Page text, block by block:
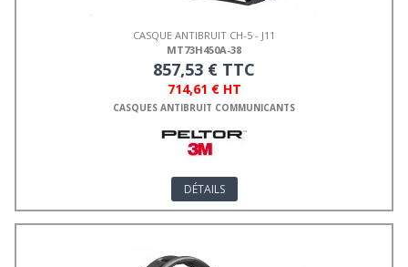
CASQUE ANTIBRUIT CH-5 - J11
MT73H450A-38
857,53 € TTC
714,61 € HT
CASQUES ANTIBRUIT COMMUNICANTS
DÉTAILS